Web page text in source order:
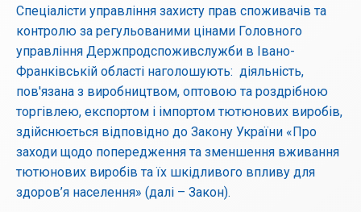
Спеціалісти управління захисту прав споживачів та
контролю за регульованими цінами Головного
управління Держпродспоживслужби в Івано-
Франківській області наголошують: діяльність,
пов'язана з виробництвом, оптовою та роздрібною
торгівлею, експортом і імпортом тютюнових виробів,
здійснюється відповідно до Закону України «Про
заходи щодо попередження та зменшення вживання
тютюнових виробів та їх шкідливого впливу для
здоров’я населення» (далі – Закон).